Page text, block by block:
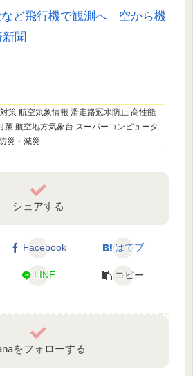
など飛行機で観測へ 空から機
聞
策 航空気象情報 滑走路冠水防止 高性能
策 航空地方気象台 スーパーコンピュータ
災・減災
シェアする
Facebook はてブ
LINE コピー
をフォローする